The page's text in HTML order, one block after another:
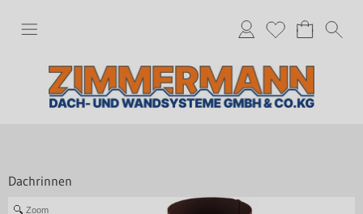
Dachrinnen
Zoom